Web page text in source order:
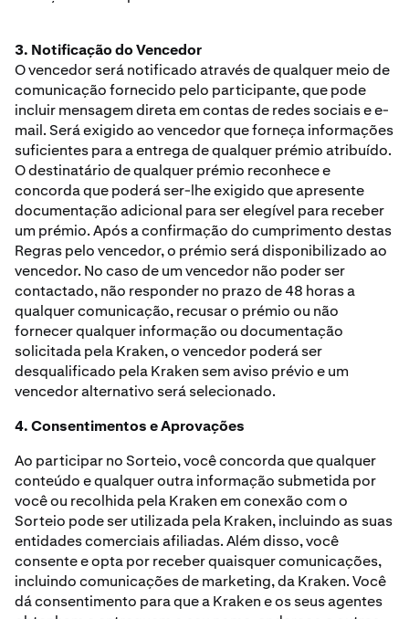
3. Notificação do Vencedor
O vencedor será notificado através de qualquer meio de
comunicação fornecido pelo participante, que pode
incluir mensagem direta em contas de redes sociais e e-
mail. Será exigido ao vencedor que forneça informações
suficientes para a entrega de qualquer prémio atribuído.
O destinatário de qualquer prémio reconhece e
concorda que poderá ser-lhe exigido que apresente
documentação adicional para ser elegível para receber
um prémio. Após a confirmação do cumprimento destas
Regras pelo vencedor, o prémio será disponibilizado ao
vencedor. No caso de um vencedor não poder ser
contactado, não responder no prazo de 48 horas a
qualquer comunicação, recusar o prémio ou não
fornecer qualquer informação ou documentação
solicitada pela Kraken, o vencedor poderá ser
desqualificado pela Kraken sem aviso prévio e um
vencedor alternativo será selecionado.
4. Consentimentos e Aprovações
Ao participar no Sorteio, você concorda que qualquer
conteúdo e qualquer outra informação submetida por
você ou recolhida pela Kraken em conexão com o
Sorteio pode ser utilizada pela Kraken, incluindo as suas
entidades comerciais afiliadas. Além disso, você
consente e opta por receber quaisquer comunicações,
incluindo comunicações de marketing, da Kraken. Você
dá consentimento para que a Kraken e os seus agentes